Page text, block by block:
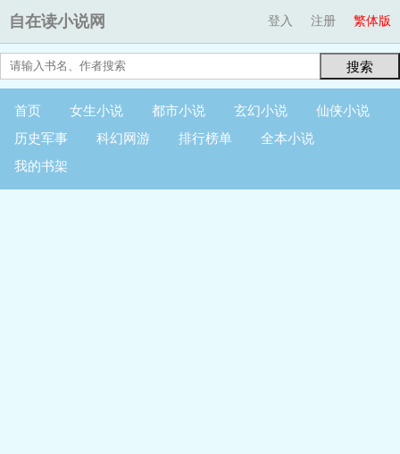
自在读小说网 繁体版
登入 注册
搜索
首页 女生小说 都市小说 玄幻小说
仙侠小说
历史军事
科幻网游 排行榜单
全本小说
我的书架